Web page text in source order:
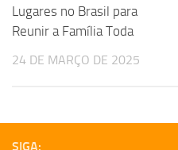
Lugares no Brasil para
Reunir a Família Toda
24 DE MARÇO DE 2025
SIGA: